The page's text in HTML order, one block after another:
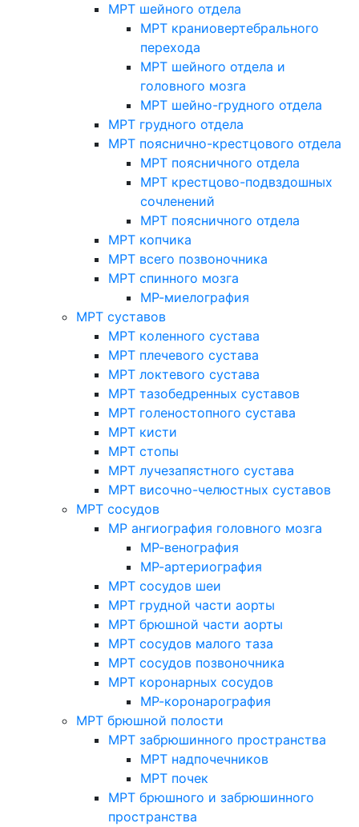
МРТ шейного отдела
МРТ краниовертебрального
перехода
МРТ шейного отдела и
головного мозга
МРТ шейно-грудного отдела
МРТ грудного отдела
МРТ пояснично-крестцового отдела
МРТ поясничного отдела
МРТ крестцово-подвздошных
сочленений
МРТ поясничного отдела
МРТ копчика
МРТ всего позвоночника
МРТ спинного мозга
МР-миелография
МРТ суставов
МРТ коленного сустава
МРТ плечевого сустава
МРТ локтевого сустава
МРТ тазобедренных суставов
МРТ голеностопного сустава
МРТ кисти
МРТ стопы
МРТ лучезапястного сустава
МРТ височно-челюстных суставов
МРТ сосудов
МР ангиография головного мозга
МР-венография
МР-артериография
МРТ сосудов шеи
МРТ грудной части аорты
МРТ брюшной части аорты
МРТ сосудов малого таза
МРТ сосудов позвоночника
МРТ коронарных сосудов
МР-коронарография
МРТ брюшной полости
МРТ забрюшинного пространства
МРТ надпочечников
МРТ почек
МРТ брюшного и забрюшинного
пространства